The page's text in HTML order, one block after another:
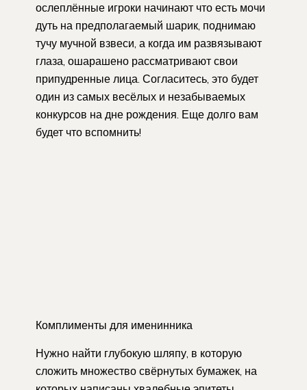
ослеплённые игроки начинают что есть мочи
дуть на предполагаемый шарик, поднимаю
тучу мучной взвеси, а когда им развязывают
глаза, ошарашено рассматривают свои
припудренные лица. Согласитесь, это будет
один из самых весёлых и незабываемых
конкурсов на дне рождения. Еще долго вам
будет что вспомнить!
Комплименты для именинника
Нужно найти глубокую шляпу, в которую
сложить множество свёрнутых бумажек, на